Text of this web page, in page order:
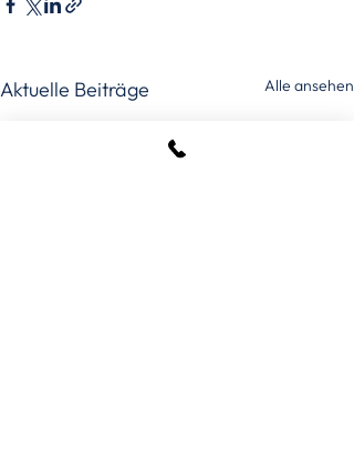
Aktuelle Beiträge Alle ansehen